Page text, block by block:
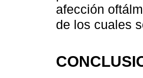
afección
de los cuales